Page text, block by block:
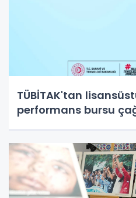
TÜBİTAK'tan
performans bursu